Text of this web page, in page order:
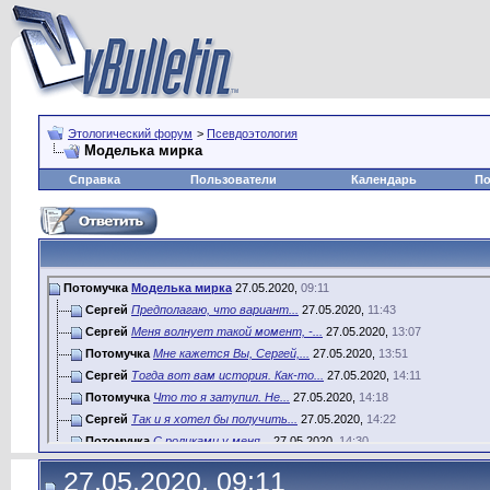
Этологический форум > Псевдоэтология
Моделька мирка
Справка Пользователи Календарь
Потомучка Моделька мирка 27.05.2020, 09:11
Сергей Предполагаю, что вариант... 27.05.2020, 11:43
Сергей Меня волнует такой момент, -... 27.05.2020, 13:07
Потомучка Мне кажется Вы, Сергей,... 27.05.2020, 13:51
Сергей Тогда вот вам история. Как-то... 27.05.2020, 14:11
Потомучка Что то я затупил. Не... 27.05.2020, 14:18
Сергей Так и я хотел бы получить... 27.05.2020, 14:22
Потомучка С роликами у меня... 27.05.2020, 14:30
Потомучка Тут такая мысль пришла. Если...27.05.2020,16:41
Сергей
Куры всегда разгребают корм,...
27.05.2020, 09:11